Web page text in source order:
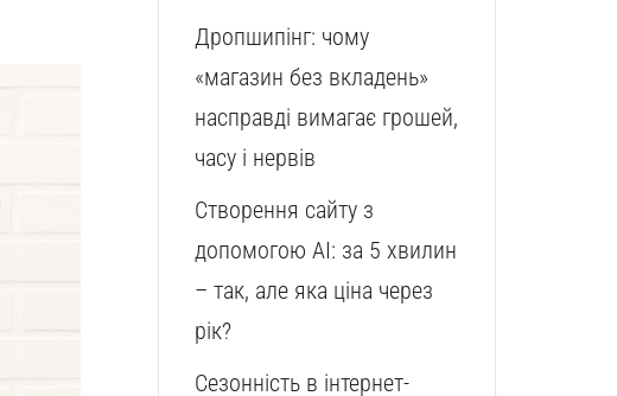
Дропшипінг: чому
«магазин без вкладень»
насправді вимагає грошей,
часу і нервів
Створення сайту з
допомогою AI: за 5 хвилин
– так, але яка ціна через
рік?
Сезонність в інтернет-